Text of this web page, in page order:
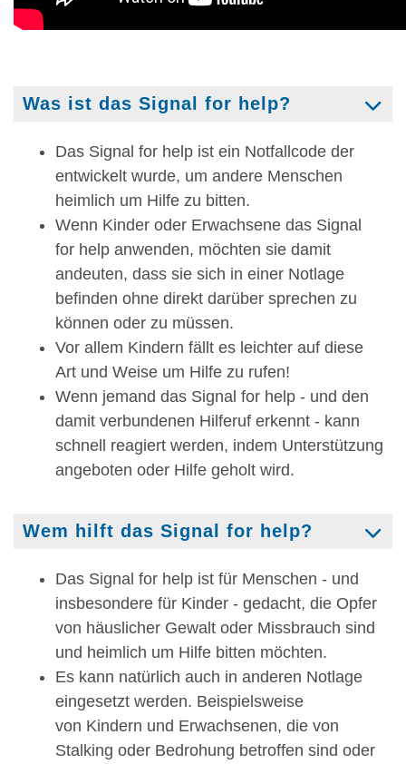
Was ist das Signal for help?
Das Signal for help ist ein Notfallcode der
entwickelt wurde, um andere Menschen
heimlich um Hilfe zu bitten.
Wenn Kinder oder Erwachsene das Signal
for help anwenden, möchten sie damit
andeuten, dass sie sich in einer Notlage
befinden ohne direkt darüber sprechen zu
können oder zu müssen.
Vor allem Kindern fällt es leichter auf diese
Art und Weise um Hilfe zu rufen!
Wenn jemand das Signal for help - und den
damit verbundenen Hilferuf erkennt - kann
schnell reagiert werden, indem Unterstützung
angeboten oder Hilfe geholt wird.
Wem hilft das Signal for help?
Das Signal for help ist für Menschen - und
insbesondere für Kinder - gedacht, die Opfer
von häuslicher Gewalt oder Missbrauch sind
und heimlich um Hilfe bitten möchten.
Es kann natürlich auch in anderen Notlage
eingesetzt werden. Beispielsweise
von Kindern und Erwachsenen, die von
Stalking oder Bedrohung betroffen sind oder